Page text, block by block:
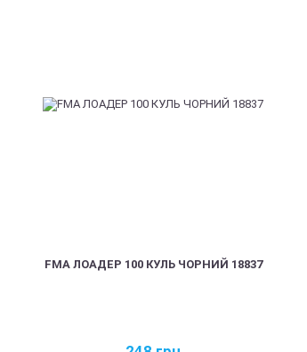
FMA ЛОАДЕР 100 КУЛЬ ЧОРНИЙ 18837